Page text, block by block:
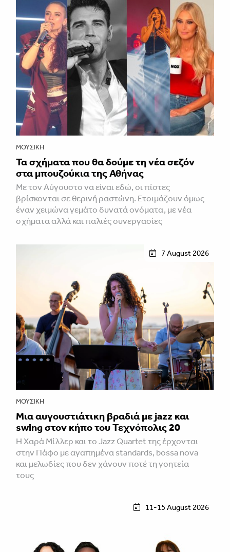
ΜΟΥΣΙΚΉ
Τα σχήματα που θα δούμε τη νέα σεζόν
στα μπουζούκια της Αθήνας
Με τον Αύγουστο να είναι εδώ, οι πίστες
βρίσκονται σε θερινή ραστώνη. Ετοιμάζουν όμως
έναν χειμώνα γεμάτο δυνατά ονόματα, με νέα
σχήματα αλλά και παλιές συνεργασίες
7 August 2026
ΜΟΥΣΙΚΉ
Μια αυγουστιάτικη βραδιά με jazz και
swing στον κήπο του Τεχνόπολις 20
Η Χαρά Μίλλερ και το Jazz Quartet της έρχονται
στην Πάφο με αγαπημένα standards, bossa nova
και μελωδίες που δεν χάνουν ποτέ τη γοητεία
τους
11-15 August 2026